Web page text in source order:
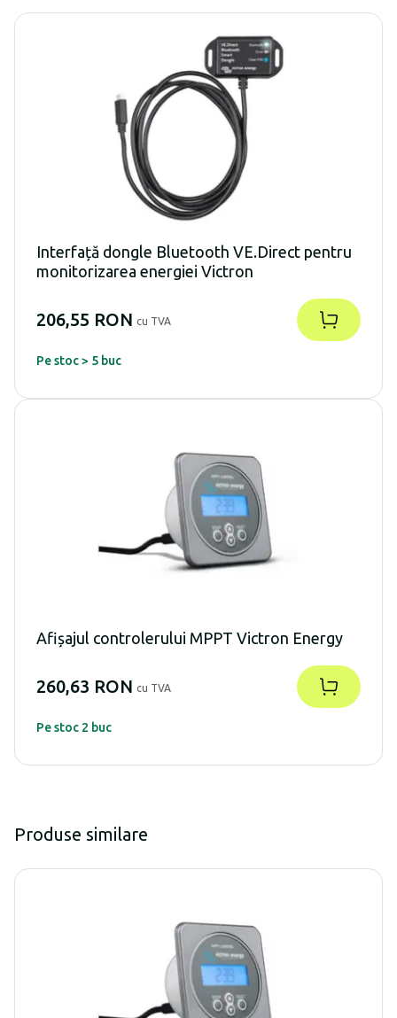
Interfață dongle Bluetooth VE.Direct pentru
monitorizarea energiei Victron
206,55 RON cu TVA
Pe stoc > 5 buc
Afișajul controlerului MPPT Victron Energy
260,63 RON cu TVA
Pe stoc 2 buc
Produse similare